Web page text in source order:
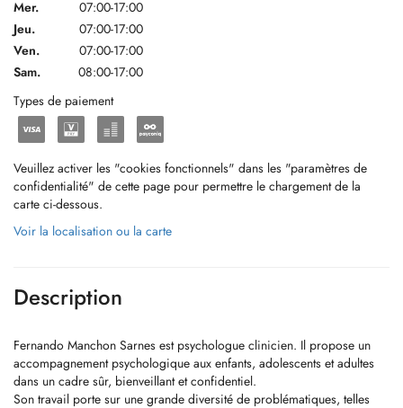
Mer.
07:00-17:00
Jeu.
07:00-17:00
Ven.
07:00-17:00
Sam.
08:00-17:00
Types de paiement
Veuillez activer les "cookies fonctionnels" dans les "paramètres de
confidentialité" de cette page pour permettre le chargement de la
carte ci-dessous.
Voir la localisation ou la carte
Description
Fernando Manchon Sarnes est psychologue clinicien. Il propose un
accompagnement psychologique aux enfants, adolescents et adultes
dans un cadre sûr, bienveillant et confidentiel.
Son travail porte sur une grande diversité de problématiques, telles